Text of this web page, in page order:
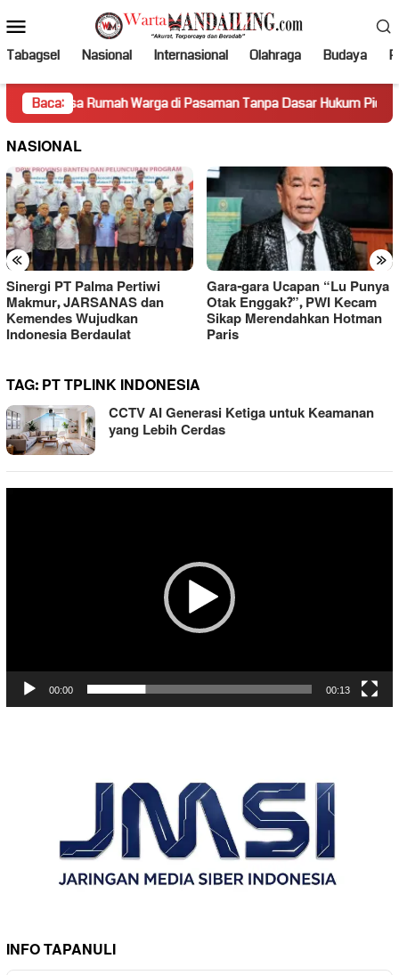
ke
kontenMobile
Tabagsel Nasional Internasional Olahraga Budaya
Baca:
Rumah Warga di Pasaman Tanpa Dasar Hukum Picu Keresahan
NASIONAL
« »
Sinergi PT Palma Pertiwi
Makmur, JARSANAS dan
Kemendes Wujudkan
Indonesia Berdaulat
Gara-gara Ucapan “Lu Punya
Otak Enggak?”, PWI Kecam
Sikap Merendahkan Hotman
Paris
TAG:PT TPLINK INDONESIA
CCTV AI Generasi Ketiga untuk Keamanan
yang Lebih Cerdas
00:00 00:13
INFO TAPANULI